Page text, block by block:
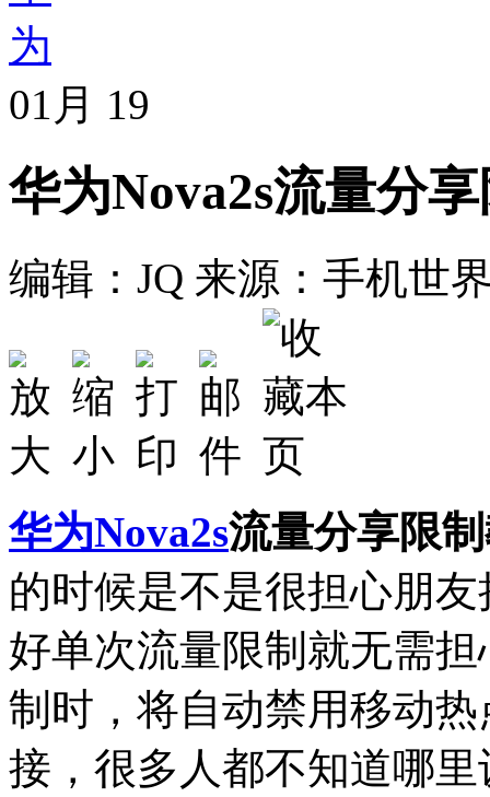
01月 19
华为Nova2s流量分
编辑：JQ 来源：手机世
华为Nova2s流量分享限
的时候是不是很担心朋
好单次流量限制就无需
制时，将自动禁用移动
接，很多人都不知道哪